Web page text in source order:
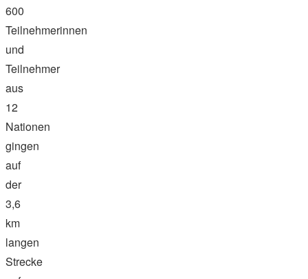
600
Teilnehmerinnen
und
Teilnehmer
aus
12
Nationen
gingen
auf
der
3,6
km
langen
Strecke